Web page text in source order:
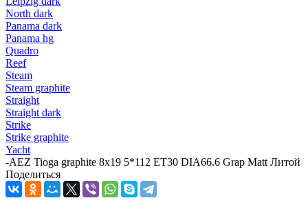
North dark
Panama dark
Panama hg
Quadro
Reef
Steam
Steam graphite
Straight
Straight dark
Strike
Strike graphite
Yacht
-AEZ Tioga graphite 8x19 5*112 ET30 DIA66.6 Grap Matt Литой
Поделиться